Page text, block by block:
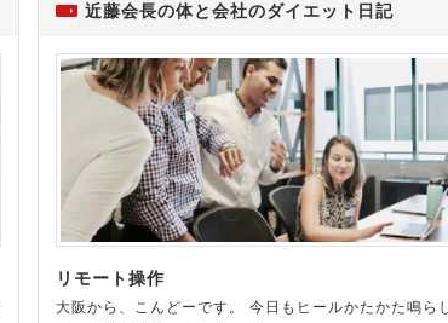
近藤会長の体と会社のダイエット日記
リモート操作
大阪から、こんどーです。 今日もヒールかたかた鳴ら